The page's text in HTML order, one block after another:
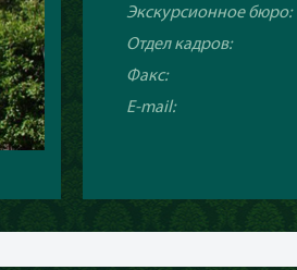
Экскурсионное бюро:
Отдел кадров:
Факс:
E-mail: